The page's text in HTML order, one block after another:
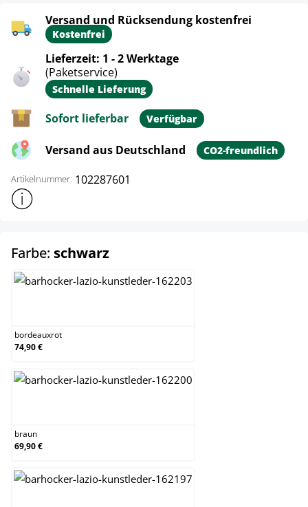
Versand und Rücksendung kostenfrei
Kostenfrei
Lieferzeit: 1 - 2 Werktage
(Paketservice)
Schnelle Lieferung
Sofort lieferbar Verfügbar
Versand aus Deutschland CO2-freundlich
Artikelnummer: 102287601
Weitere Produktinformationen anzeigen
Farbe: schwarzauswählen
bordeauxrot
74,90 €
braun
69,90 €